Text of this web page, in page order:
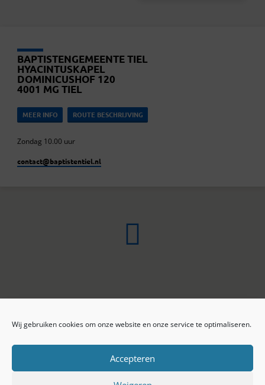
Wij gebruiken cookies om onze website en onze service te optimaliseren.
Accepteren
BAPTISTENGEMEENTE TIEL
HYACINTUSKAPEL
DOMINICUSHOF 120
4001 MG TIEL
MEER INFO ROUTE BESCHRIJVING
Zondag 10.00 uur
contact​@baptistentiel.nl
ONLINE ARCHIEF
Privacy beleid